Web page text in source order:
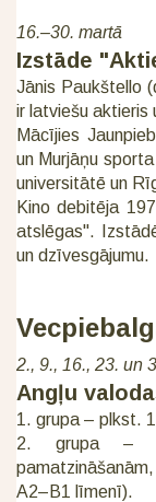
16.–30. martā
Izstāde
Jānis Paukštello
ir latviešu aktieris
Mācījies
un Murjāņu
universitātē un
Kino debitēja
atslēgas".
un dzīvesgājumu.
2., 9., 16., 23. un
Angļu
1. grupa – plkst.
2. grupa –
A2–B1 līmenī).